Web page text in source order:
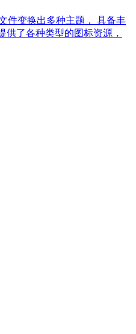
件变换出多种主题， 具备丰
了各种类型的图标资源，